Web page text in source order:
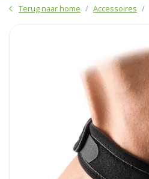
Terug naar home Accessoires